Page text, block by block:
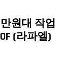
원대 작업
(라파엘)